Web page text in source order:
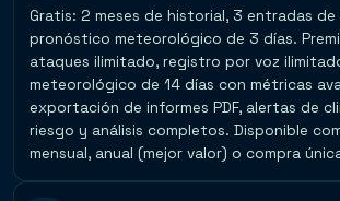
Gratis: 2 meses de historial, 3 entradas de
pronóstico meteorológico de 3 días.
ataques ilimitado, registro por voz
meteorológico de 14 días con métricas
exportación de informes PDF, alertas de
riesgo y análisis completos. Disponible
mensual, anual (mejor valor) o compra